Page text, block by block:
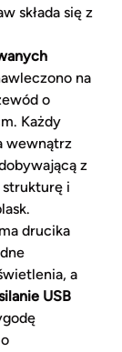
składa się z
na
o
Każdy
wewnątrz
z
strukturę i
drucika
a
USB